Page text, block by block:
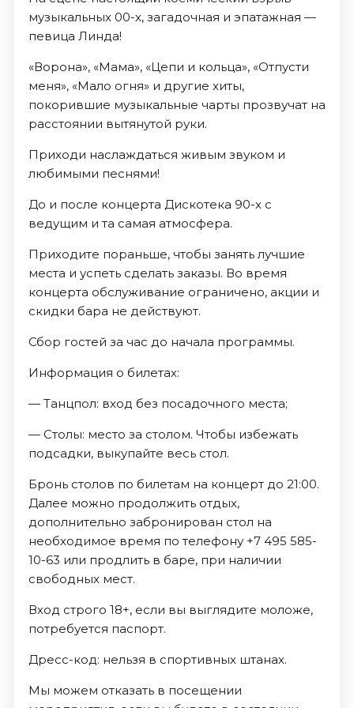
музыкальных 00-х, загадочная и эпатажная —
певица Линда!
«Ворона», «Мама», «Цепи и кольца», «Отпусти
меня», «Мало огня» и другие хиты,
покорившие музыкальные чарты прозвучат на
расстоянии вытянутой руки.
Приходи наслаждаться живым звуком и
любимыми песнями!
До и после концерта Дискотека 90-х с
ведущим и та самая атмосфера.
Приходите пораньше, чтобы занять лучшие
места и успеть сделать заказы. Во время
концерта обслуживание ограничено, акции и
скидки бара не действуют.
Сбор гостей за час до начала программы.
Информация о билетах:
— Танцпол: вход без посадочного места;
— Столы: место за столом. Чтобы избежать
подсадки, выкупайте весь стол.
Бронь столов по билетам на концерт до 21:00.
Далее можно продолжить отдых,
дополнительно забронирован стол на
необходимое время по телефону +7 495 585-
10-63 или продлить в баре, при наличии
свободных мест.
Вход строго 18+, если вы выглядите моложе,
потребуется паспорт.
Дресс-код: нельзя в спортивных штанах.
Мы можем отказать в посещении